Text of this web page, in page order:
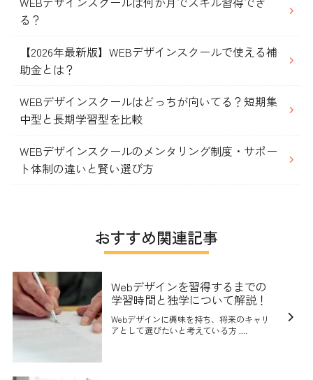
る？
【2026年最新版】WEBデザインスクールで使える補
助金とは？
WEBデザインスクールはどっちが向いてる？短期集
中型と長期学習型を比較
WEBデザインスクールのメンタリング制度・サポー
ト体制の違いと賢い選び方
おすすめ関連記事
Webデザインを習得するまでの
学習時間と独学について解説！
Webデザインに興味を持ち、将来のキャリ
アとして選びたいと考えている方 ....